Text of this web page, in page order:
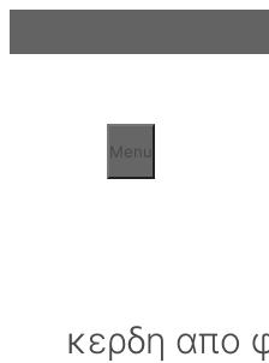
al
Menu
κερδη απο